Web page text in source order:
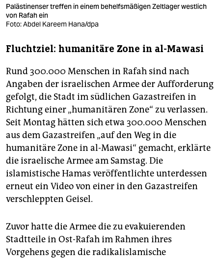
veranstaltungen
shop
fragen & hilfe
abo
genossenschaft
epaper login
Palästinenser treffen in einem behelfsmäßigen Zeltlager westlich
von Rafah ein
Foto: Abdel Kareem Hana/dpa
Fluchtziel: humanitäre Zone in al-Mawasi
Rund 300.000 Menschen in Rafah sind nach
Angaben der israelischen Armee der Aufforderung
gefolgt, die Stadt im südlichen Gazastreifen in
Richtung einer „humanitären Zone“ zu verlassen.
Seit Montag hätten sich etwa 300.000 Menschen
aus dem Gazastreifen „auf den Weg in die
humanitäre Zone in al-Mawasi“ gemacht, erklärte
die israelische Armee am Samstag. Die
islamistische Hamas veröffentlichte unterdessen
erneut ein Video von einer in den Gazastreifen
verschleppten Geisel.
Zuvor hatte die Armee die zu evakuierenden
Stadtteile in Ost-Rafah im Rahmen ihres
Vorgehens gegen die radikalislamische